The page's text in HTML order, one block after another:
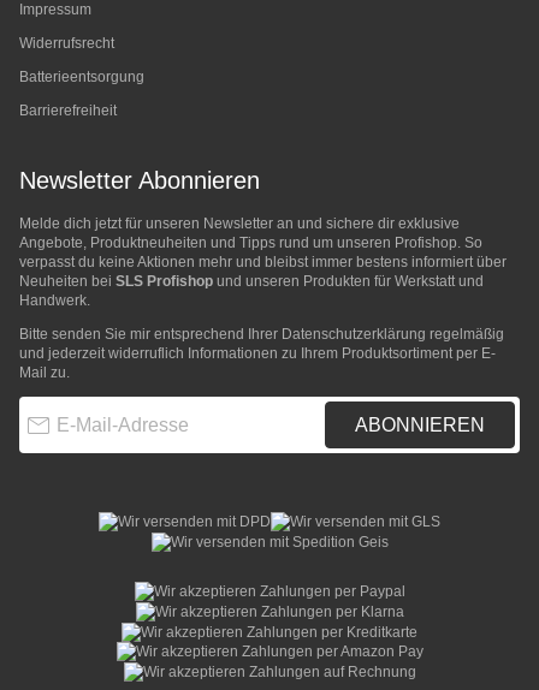
Impressum
Widerrufsrecht
Batterieentsorgung
Barrierefreiheit
Newsletter Abonnieren
Melde dich jetzt für unseren Newsletter an und sichere dir exklusive
Angebote, Produktneuheiten und Tipps rund um unseren Profishop. So
verpasst du keine Aktionen mehr und bleibst immer bestens informiert über
Neuheiten bei SLS Profishop und unseren Produkten für Werkstatt und
Handwerk.
Bitte senden Sie mir entsprechend Ihrer Datenschutzerklärung regelmäßig
und jederzeit widerruflich Informationen zu Ihrem Produktsortiment per E-
Mail zu.
ABONNIEREN